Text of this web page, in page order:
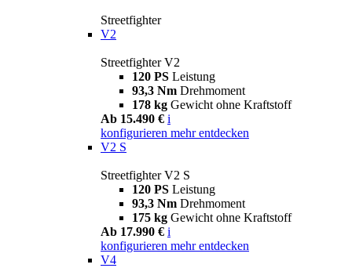
Streetfighter
V2
Streetfighter V2
120 PS Leistung
93,3 Nm Drehmoment
178 kg Gewicht ohne Kraftstoff
Ab 15.490 € i
konfigurieren mehr entdecken
V2 S
Streetfighter V2 S
120 PS Leistung
93,3 Nm Drehmoment
175 kg Gewicht ohne Kraftstoff
Ab 17.990 € i
konfigurieren mehr entdecken
V4